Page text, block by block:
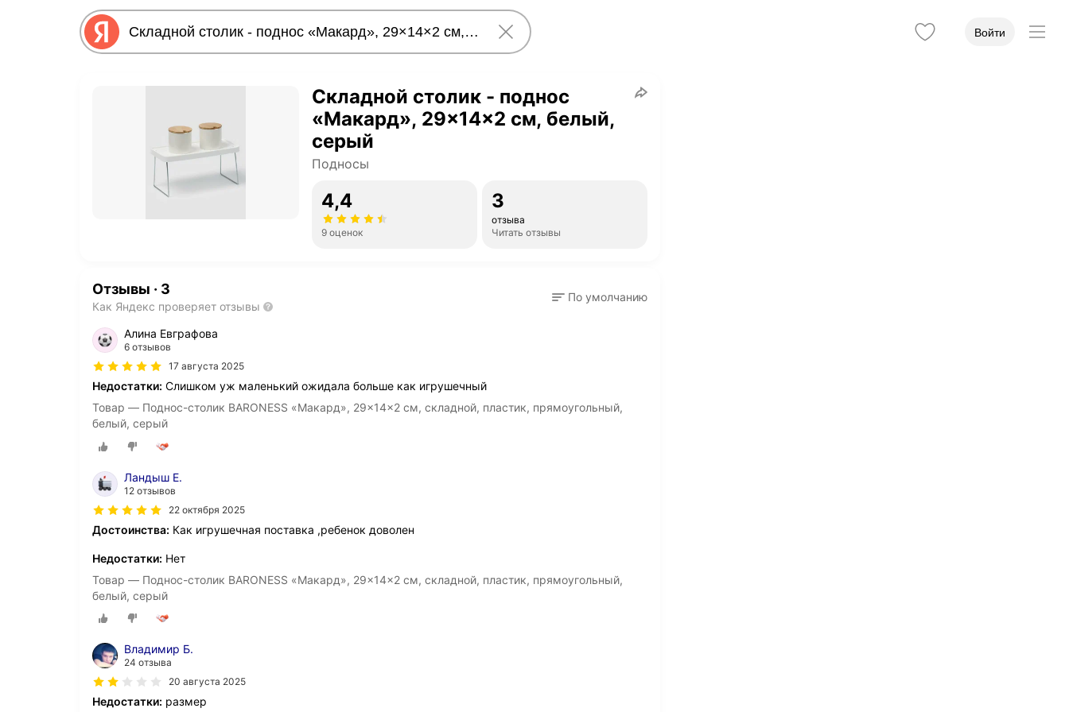
Войти
Складной столик - поднос
«Макард», 29×14×2 см, белый,
серый
Подносы
4,4
9 оценок
3
отзыва
Читать отзывы
Отзывы · 3
Как Яндекс проверяет отзывы
По умолчанию
Алина Евграфова
6 отзывов
17 августа 2025
Недостатки: Слишком уж маленький ожидала больше как игрушечный
Товар — Поднос-столик BARONESS «Макард», 29×14×2 см, складной, пластик, прямоугольный,
белый, серый
Ландыш Е.
12 отзывов
22 октября 2025
Достоинства: Как игрушечная поставка ,ребенок доволен
Недостатки: Нет
Товар — Поднос-столик BARONESS «Макард», 29×14×2 см, складной, пластик, прямоугольный,
белый, серый
Владимир Б.
24 отзыва
20 августа 2025
Недостатки: размер